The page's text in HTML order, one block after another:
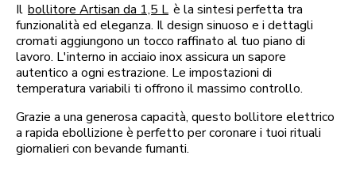
Il bollitore Artisan da 1,5 L è la sintesi perfetta tra
funzionalità ed eleganza. Il design sinuoso e i dettagli
cromati aggiungono un tocco raffinato al tuo piano di
lavoro. L'interno in acciaio inox assicura un sapore
autentico a ogni estrazione. Le impostazioni di
temperatura variabili ti offrono il massimo controllo.
Grazie a una generosa capacità, questo bollitore elettrico
a rapida ebollizione è perfetto per coronare i tuoi rituali
giornalieri con bevande fumanti.